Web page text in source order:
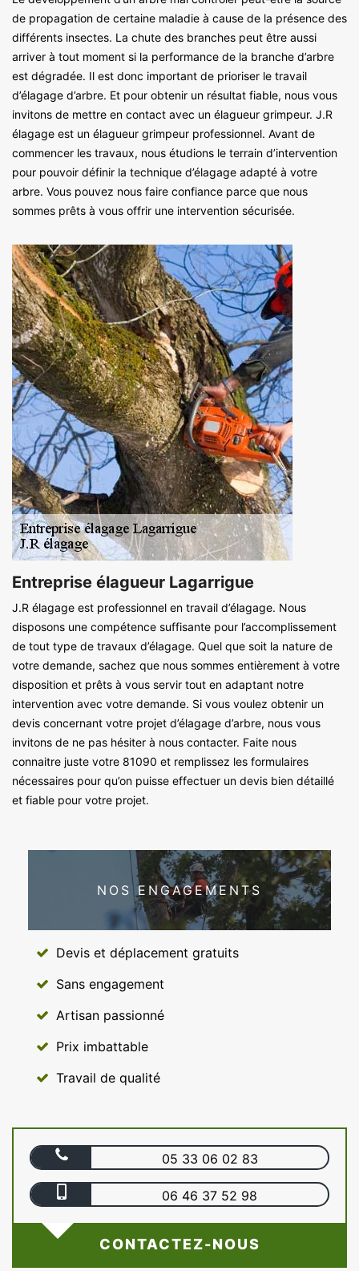
de propagation de certaine maladie à cause de la présence des
différents insectes. La chute des branches peut être aussi
arriver à tout moment si la performance de la branche d’arbre
est dégradée. Il est donc important de prioriser le travail
d’élagage d’arbre. Et pour obtenir un résultat fiable, nous vous
invitons de mettre en contact avec un élagueur grimpeur. J.R
élagage est un élagueur grimpeur professionnel. Avant de
commencer les travaux, nous étudions le terrain d’intervention
pour pouvoir définir la technique d’élagage adapté à votre
arbre. Vous pouvez nous faire confiance parce que nous
sommes prêts à vous offrir une intervention sécurisée.
Entreprise élagueur Lagarrigue
J.R élagage est professionnel en travail d’élagage. Nous
disposons une compétence suffisante pour l’accomplissement
de tout type de travaux d’élagage. Quel que soit la nature de
votre demande, sachez que nous sommes entièrement à votre
disposition et prêts à vous servir tout en adaptant notre
intervention avec votre demande. Si vous voulez obtenir un
devis concernant votre projet d’élagage d’arbre, nous vous
invitons de ne pas hésiter à nous contacter. Faite nous
connaitre juste votre 81090 et remplissez les formulaires
nécessaires pour qu’on puisse effectuer un devis bien détaillé
et fiable pour votre projet.
NOS ENGAGEMENTS
Devis et déplacement gratuits
Sans engagement
Artisan passionné
Prix imbattable
Travail de qualité
05 33 06 02 83
06 46 37 52 98
CONTACTEZ-NOUS